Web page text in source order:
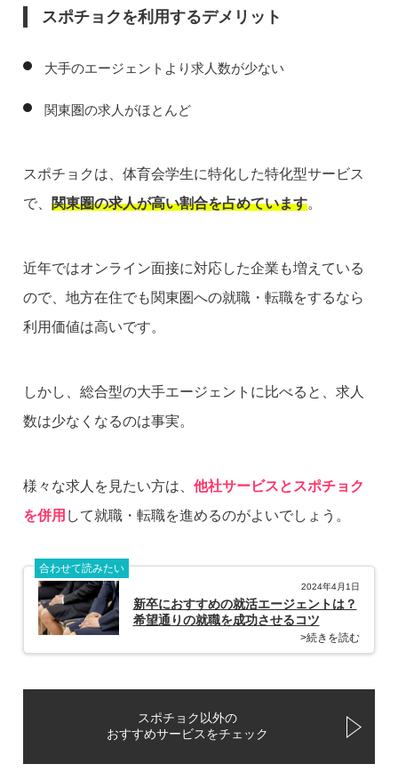
スポチョクを利用するデメリット
大手のエージェントより求人数が少ない
関東圏の求人がほとんど
スポチョクは、体育会学生に特化した特化型サービス
で、 関東圏の求人が高い割合を占めています。
近年ではオンライン面接に対応した企業も増えている
ので、地方在住でも関東圏への就職・転職をするなら
利用価値は高いです。
しかし、総合型の大手エージェントに比べると、求人
数は少なくなるのは事実。
様々な求人を見たい方は、 他社サービスとスポチョク
を併用 して就職・転職を進めるのがよいでしょう。
合わせて読みたい
2024年4月1日
新卒におすすめの就活エージェントは？
希望通りの就職を成功させるコツ
>続きを読む
スポチョク以外の
おすすめサービスをチェック